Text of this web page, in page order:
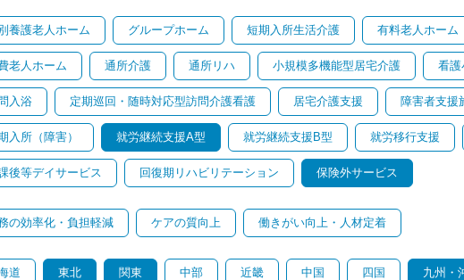
養護老人ホーム グループホーム 短期入所生活介護 有料老人ホーム
老人ホーム 通所介護 通所リハ 小規模多機能型居宅介護 看護
入浴 定期巡回・随時対応型訪問介護看護 居宅介護支援 障害者支援
入所（障害） 就労継続支援A型 就労継続支援B型 就労移行支援
後等デイサービス 回復期リハビリテーション 保険外サービス
の効率化・負担軽減 ケアの質向上 働きがい向上・人材定着
道 東北 関東 中部 近畿 中国 四国 九州・